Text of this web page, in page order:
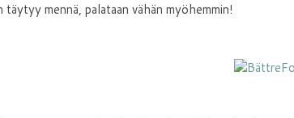
täytyy mennä, palataan vähän myöhemmin!